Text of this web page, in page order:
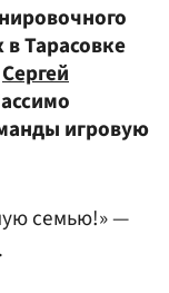
Тарасовке
Сергей
игровую
семью!» —